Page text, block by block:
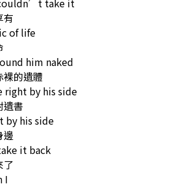
take it
有
of life
him naked
裸的遺體
right by his side
遺書
by his side
邊
it back
了
I